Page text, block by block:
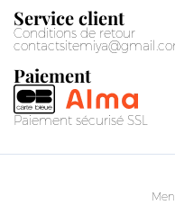
Service client
Conditions de retour
Paiement
Paiement sécurisé SSL